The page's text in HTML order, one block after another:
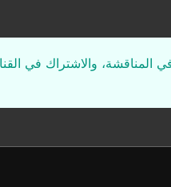
المناقشة، والاشتراك في